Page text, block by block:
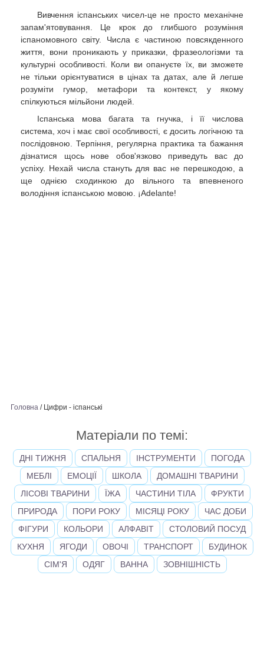
Вивчення іспанських чисел-це не просто механічне
запам'ятовування. Це крок до глибшого розуміння
іспаномовного світу. Числа є частиною повсякденного
життя, вони проникають у приказки, фразеологізми та
культурні особливості. Коли ви опануєте їх, ви зможете
не тільки орієнтуватися в цінах та датах, але й легше
розуміти гумор, метафори та контекст, у якому
спілкуються мільйони людей.
Іспанська мова багата та гнучка, і її числова
система, хоч і має свої особливості, є досить логічною та
послідовною. Терпіння, регулярна практика та бажання
дізнатися щось нове обов'язково приведуть вас до
успіху. Нехай числа стануть для вас не перешкодою, а
ще однією сходинкою до вільного та впевненого
володіння іспанською мовою. ¡Adelante!
Головна / Цифри - іспанськi
Матеріали по темі:
ДНІ ТИЖНЯ СПАЛЬНЯ ІНСТРУМЕНТИ
ПОГОДА
МЕБЛІ
ЕМОЦІЇ ШКОЛА
ДОМАШНІ ТВАРИНИ
ЛІСОВІ ТВАРИНИ
ЇЖА ЧАСТИНИ ТІЛА
ФРУКТИ
ПРИРОДА
ПОРИ РОКУ МІСЯЦІ РОКУ
ЧАС ДОБИ
ФІГУРИ
КОЛЬОРИ АЛФАВІТ
СТОЛОВИЙ ПОСУД
КУХНЯ
ЯГОДИ ОВОЧІ ТРАНСПОРТ
БУДИНОК
СІМ'Я
ОДЯГ ВАННА ЗОВНІШНІСТЬ